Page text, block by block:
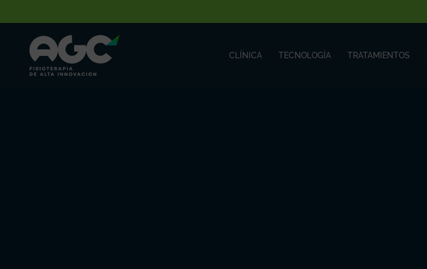
CLÍNICA TECNOLOGÍA TRATAMIENTOS